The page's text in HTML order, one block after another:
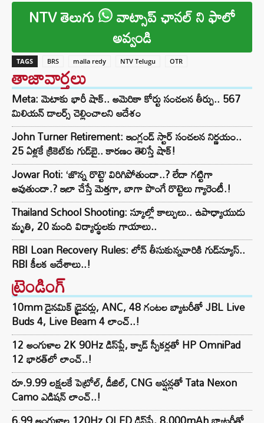
NTV తెలుగు వాట్సాప్ ఛానల్ ని ఫాలో
అవ్వండి
TAGS BRS malla redy NTV Telugu OTR
తాజావార్తలు
Meta: మెటాకు భారీ షాక్.. అమెరికా కోర్టు సంచలన తీర్పు.. 567
మిలియన్ డాలర్స్ చెల్లించాలని ఆదేశం
John Turner Retirement: ఇంగ్లండ్ స్టార్ సంచలన నిర్ణయం..
25 ఏళ్లకే క్రికెట్‌కు గుడ్‌బై.. కారణం తెలిస్తే షాక్!
Jowar Roti: ‘జొన్న రొట్టె’ విరిగిపోతుందా..? లేదా గట్టిగా
అవుతుందా.? ఇలా చేస్తే మెత్తగా, బాగా పొంగే రొట్టెలు గ్యారెంటీ.!
Thailand School Shooting: స్కూల్లో కాల్పులు.. ఉపాధ్యాయుడు
మృతి, 20 మంది విద్యార్థులకు గాయాలు..
RBI Loan Recovery Rules: లోన్ తీసుకున్నవారికి గుడ్‌న్యూస్..
RBI కీలక ఆదేశాలు..!
ట్రెండింగ్‌
10mm డైనమిక్ డ్రైవర్లు, ANC, 48 గంటల బ్యాటరీతో JBL Live
Buds 4, Live Beam 4 లాంచ్..!
12 అంగుళాల 2K 90Hz డిస్‌ప్లే, క్వాడ్ స్పీకర్లతో HP OmniPad
12 భారత్‌లో లాంచ్..!
రూ.9.99 లక్షలకే పెట్రోల్, డీజిల్, CNG ఆప్షన్లతో Tata Nexon
Camo ఎడిషన్ లాంచ్..!